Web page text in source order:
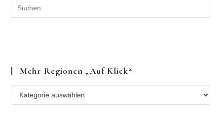
Mehr Regionen „auf Klick“
Regionen